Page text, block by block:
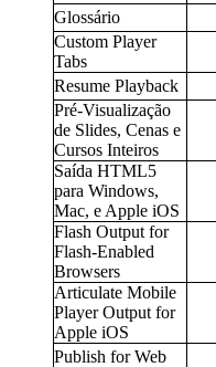
Glossário
Custom Player
Tabs
Resume Playback
Pré-Visualização
de Slides, Cenas e
Cursos Inteiros
Saída HTML5
para Windows,
Mac, e Apple iOS
Flash Output for
Flash-Enabled
Browsers
Articulate Mobile
Player Output for
Apple iOS
Publish for Web